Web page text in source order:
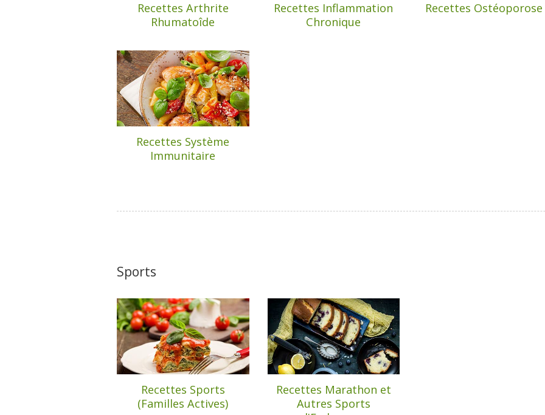
Recettes Arthrite
Rhumatoîde
Recettes Inflammation
Chronique
Recettes Ostéoporose
Recettes Système
Immunitaire
Sports
Recettes Sports
(Familles Actives)
Recettes Marathon et
Autres Sports